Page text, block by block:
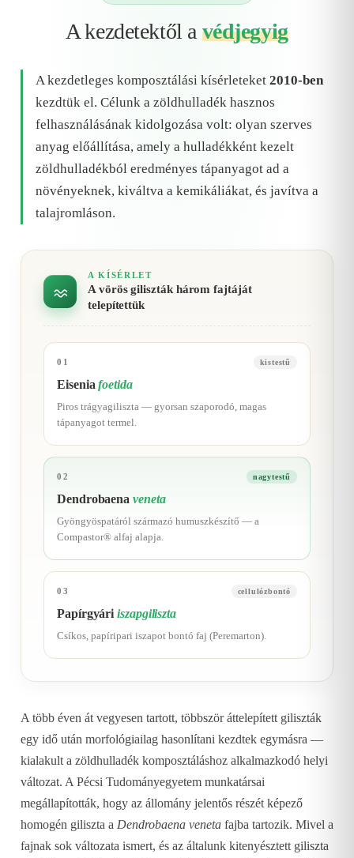
A kezdetektől a védjegyig
A kezdetleges komposztálási kísérleteket 2010-ben
kezdtük el. Célunk a zöldhulladék hasznos
felhasználásának kidolgozása volt: olyan szerves
anyag előállítása, amely a hulladékként kezelt
zöldhulladékból eredményes tápanyagot ad a
növényeknek, kiváltva a kemikáliákat, és javítva a
talajromláson.
A KÍSÉRLET
A vörös giliszták három fajtáját
telepítettük
01 kistestű
Eiseniafoetida
Piros trágyagiliszta — gyorsan szaporodó, magas
tápanyagot termel.
02 nagytestű
Dendrobaenaveneta
Gyöngyöspatáról származó humuszkészítő — a
Compastor® alfaj alapja.
03 cellulózbontó
Papírgyáriiszapgiliszta
Csíkos, papíripari iszapot bontó faj (Peremarton).
A több éven át vegyesen tartott, többször áttelepített giliszták
egy idő után morfológiailag hasonlítani kezdtek egymásra —
kialakult a zöldhulladék komposztáláshoz alkalmazkodó helyi
változat. A Pécsi Tudományegyetem munkatársai
megállapították, hogy az állomány jelentős részét képező
homogén giliszta a Dendrobaena veneta fajba tartozik. Mivel a
fajnak sok változata ismert, és az általunk kitenyésztett giliszta